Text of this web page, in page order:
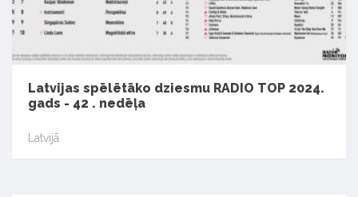
Latvijas spēlētāko dziesmu RADIO TOP 2024.
gads - 42 . nedēļa
Latvijā